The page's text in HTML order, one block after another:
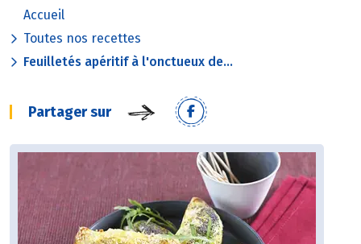
Accueil
Toutes nos recettes
Feuilletés apéritif à l'onctueux de...
Partager sur